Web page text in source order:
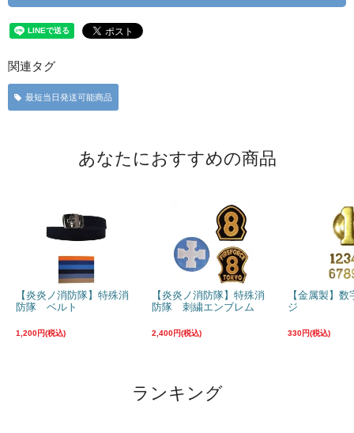
関連タグ
最短当日発送可能商品
あなたにおすすめの商品
【炎炎ノ消防隊】特殊消
防隊 ベルト
1,200円(税込)
【炎炎ノ消防隊】特殊消
防隊 刺繍エンブレム
2,400円(税込)
【金属製】
ジ
330円(税込)
ランキング